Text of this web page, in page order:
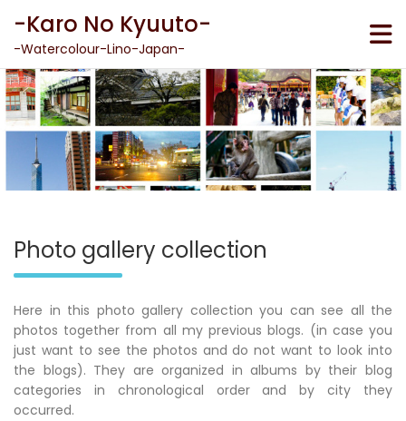
content
-Karo No Kyuuto-
-Watercolour-Lino-Japan-
Photo gallery collection
Here in this photo gallery collection you can see all the
photos together from all my previous blogs. (in case you
just want to see the photos and do not want to look into
the blogs). They are organized in albums by their blog
categories in chronological order and by city they
occurred.